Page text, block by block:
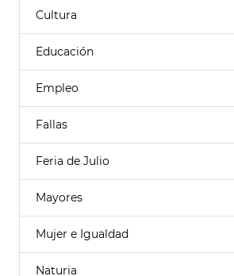
Cultura
Educación
Empleo
Fallas
Feria de Julio
Mayores
Mujer e Igualdad
Naturia